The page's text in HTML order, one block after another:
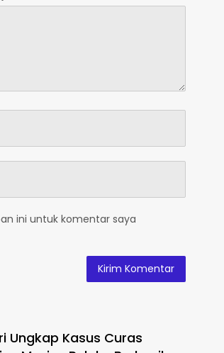
ini untuk komentar saya
Ungkap Kasus Curas